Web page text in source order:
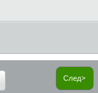
След>